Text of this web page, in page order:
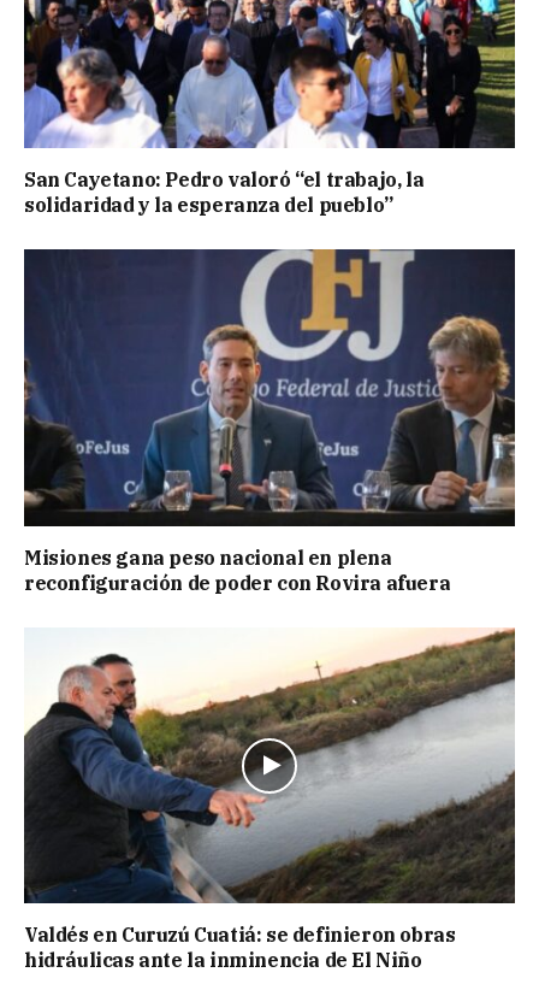
San Cayetano: Pedro valoró “el trabajo, la
solidaridad y la esperanza del pueblo”
Misiones gana peso nacional en plena
reconfiguración de poder con Rovira afuera
Valdés en Curuzú Cuatiá: se definieron obras
hidráulicas ante la inminencia de El Niño